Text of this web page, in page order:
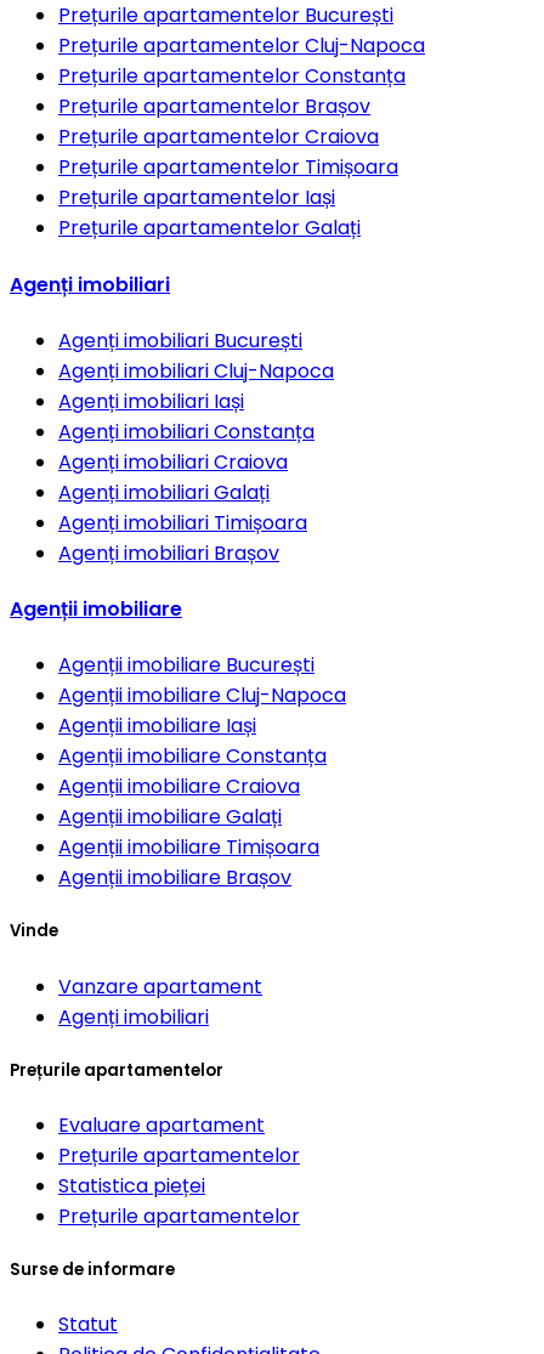
Prețurile apartamentelor București
Prețurile apartamentelorCluj-Napoca
Prețurile apartamentelorConstanța
Prețurile apartamentelor Brașov
Prețurile apartamentelorCraiova
Prețurile apartamentelor Timișoara
Prețurile apartamentelor Iași
Prețurile apartamentelorGalați
Agenți imobiliari
Agenți imobiliari București
Agenți imobiliariCluj-Napoca
Agenți imobiliari Iași
Agenți imobiliariConstanța
Agenți imobiliariCraiova
Agenți imobiliariGalați
Agenți imobiliari Timișoara
Agenți imobiliari Brașov
Agenții imobiliare
Agenții imobiliare București
Agenții imobiliareCluj-Napoca
Agenții imobiliare Iași
Agenții imobiliareConstanța
Agenții imobiliareCraiova
Agenții imobiliareGalați
Agenții imobiliare Timișoara
Agenții imobiliare Brașov
Vinde
Vanzare apartament
Agenți imobiliari
Prețurile apartamentelor
Evaluare apartament
Prețurile apartamentelor
Statistica pieței
Prețurile apartamentelor
Surse de informare
Statut